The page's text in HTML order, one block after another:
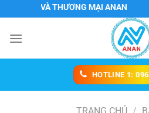
đến
nội
VÀ THƯƠNG MẠI ANAN
HOTLINE 1: